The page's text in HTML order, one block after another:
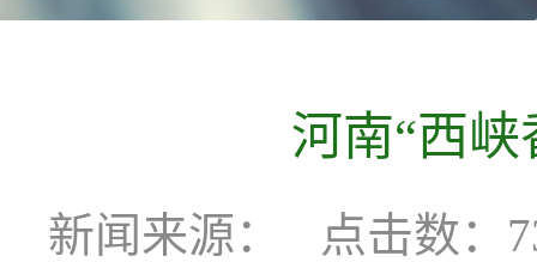
河南“西
新闻来源： 点击数：